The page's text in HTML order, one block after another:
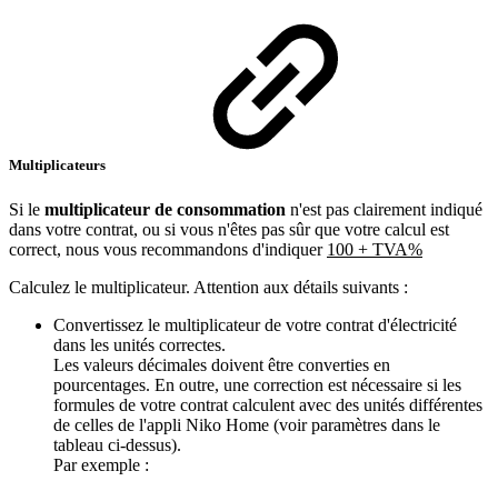
Multiplicateurs
Si le multiplicateur de consommation n'est pas clairement indiqué
dans votre contrat, ou si vous n'êtes pas sûr que votre calcul est
correct, nous vous recommandons d'indiquer 100 + TVA%
Calculez le multiplicateur. Attention aux détails suivants :
Convertissez le multiplicateur de votre contrat d'électricité
dans les unités correctes.
Les valeurs décimales doivent être converties en
pourcentages. En outre, une correction est nécessaire si les
formules de votre contrat calculent avec des unités différentes
de celles de l'appli Niko Home (voir paramètres dans le
tableau ci-dessus).
Par exemple :